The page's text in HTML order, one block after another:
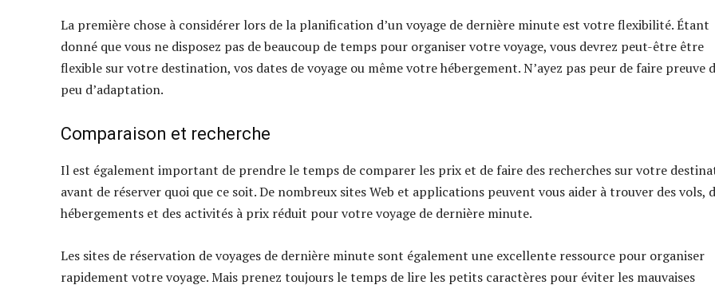
La première chose à considérer lors de la planification d’un voyage de dernière minute est votre flexibilité. Étant
donné que vous ne disposez pas de beaucoup de temps pour organiser votre voyage, vous devrez peut-être être
flexible sur votre destination, vos dates de voyage ou même votre hébergement. N’ayez pas peur de faire preuve
peu d’adaptation.
Comparaison et recherche
Il est également important de prendre le temps de comparer les prix et de faire des recherches sur votre
avant de réserver quoi que ce soit. De nombreux sites Web et applications peuvent vous aider à trouver des vols,
hébergements et des activités à prix réduit pour votre voyage de dernière minute.
Les sites de réservation de voyages de dernière minute sont également une excellente ressource pour organiser
rapidement votre voyage. Mais prenez toujours le temps de lire les petits caractères pour éviter les mauvaises